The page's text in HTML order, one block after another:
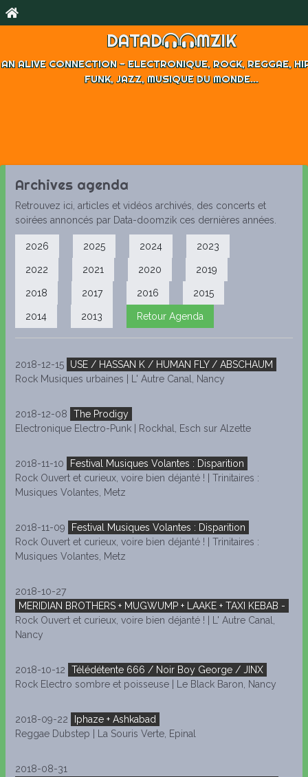
DATAD MZIK
AN ALIVE CONNECTION - ELECTRONIQUE, ROCK, REGGAE,
FUNK, JAZZ, MUSIQUE DU MONDE...
Archives agenda
Retrouvez ici, articles et vidéos archivés, des concerts et
soirées annoncés par Data-doomzik ces dernières années.
2026 2025 2024 2023
2022 2021 2020 2019
2018 2017 2016 2015
2014 2013 Retour Agenda
2018-12-15
USE / HASSAN K / HUMAN FLY / ABSCHAUM
Rock Musiques urbaines | L' Autre Canal, Nancy
2018-12-08
The Prodigy
Electronique Electro-Punk | Rockhal, Esch sur Alzette
2018-11-10
Festival Musiques Volantes : Disparition
Rock Ouvert et curieux, voire bien déjanté ! | Trinitaires :
Musiques Volantes, Metz
2018-11-09
Festival Musiques Volantes : Disparition
Rock Ouvert et curieux, voire bien déjanté ! | Trinitaires :
Musiques Volantes, Metz
2018-10-27
MERIDIAN BROTHERS + MUGWUMP + LAAKE + TAXI KEBAB -
Rock Ouvert et curieux, voire bien déjanté ! | L' Autre Canal,
Nancy
2018-10-12
Télédétente 666 / Noir Boy George / JINX
Rock Electro sombre et poisseuse | Le Black Baron, Nancy
2018-09-22
Iphaze + Ashkabad
Reggae Dubstep | La Souris Verte, Epinal
2018-08-31